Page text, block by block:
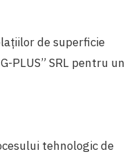
de superficie
PLUS” SRL pentru un
tehnologic de